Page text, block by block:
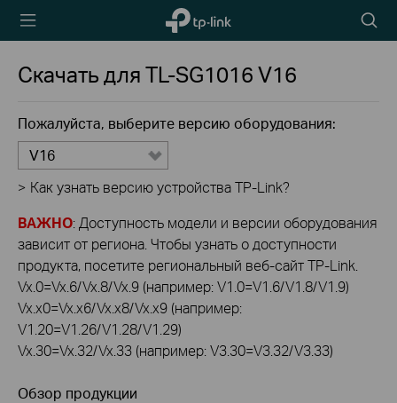
TP-Link,
Reliably
icon
Скачать дляTL-SG1016V16
Пожалуйста, выберите версию оборудования:
V16
> Как узнать версию устройства TP-Link?
ВАЖНО: Доступность модели и версии оборудования
зависит от региона. Чтобы узнать о доступности
продукта, посетите региональный веб-сайт TP-Link.
Vx.0=Vx.6/Vx.8/Vx.9 (например: V1.0=V1.6/V1.8/V1.9)
Vx.x0=Vx.x6/Vx.x8/Vx.x9 (например:
V1.20=V1.26/V1.28/V1.29)
Vx.30=Vx.32/Vx.33 (например: V3.30=V3.32/V3.33)
Обзор продукции